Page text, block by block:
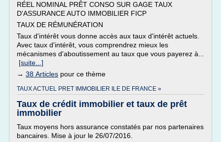
RÉEL NOMINAL PRÊT CONSO SUR GAGE TAUX
D'ASSURANCE AUTO IMMOBILIER FICP
TAUX DE RÉMUNÉRATION
Taux d'intérêt vous donne accès aux taux d'intérêt actuels.
Avec taux d'intérêt, vous comprendrez mieux les
mécanismes d'aboutissement au taux que vous payerez à...
[suite...]
→ 38 Articles pour ce thème
TAUX ACTUEL PRET IMMOBILIER ILE DE FRANCE »
Taux de crédit immobilier et taux de prêt
immobilier
Taux moyens hors assurance constatés par nos partenaires
bancaires. Mise à jour le 26/07/2016.